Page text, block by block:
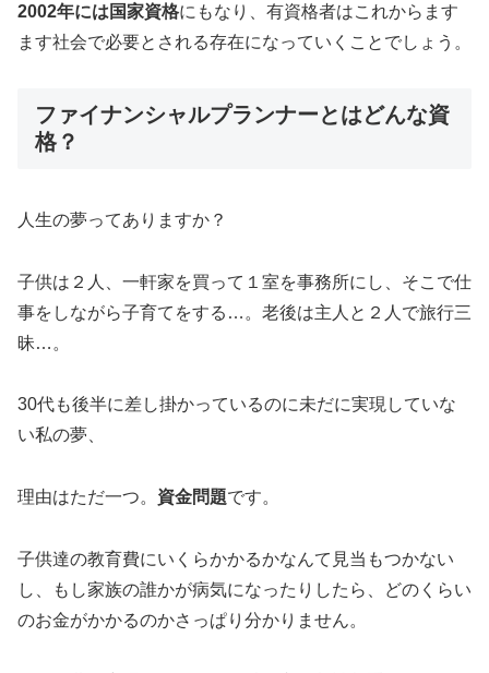
2002年には国家資格にもなり、有資格者はこれからます
ます社会で必要とされる存在になっていくことでしょう。
ファイナンシャルプランナーとはどんな資
格？
人生の夢ってありますか？
子供は２人、一軒家を買って１室を事務所にし、そこで仕
事をしながら子育てをする…。老後は主人と２人で旅行三
昧…。
30代も後半に差し掛かっているのに未だに実現していな
い私の夢、
理由はただ一つ。 資金問題です。
子供達の教育費にいくらかかるかなんて見当もつかない
し、もし家族の誰かが病気になったりしたら、どのくらい
のお金がかかるのかさっぱり分かりません。